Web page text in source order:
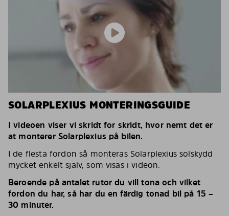
SOLARPLEXIUS MONTERINGSGUIDE
I videoen viser vi skridt for skridt, hvor nemt det er
at monterer Solarplexius på bilen.
I de flesta fordon så monteras Solarplexius solskydd
mycket enkelt själv, som visas i videon.
Beroende på antalet rutor du vill tona och vilket
fordon du har, så har du en färdig tonad bil på 15 –
30 minuter.